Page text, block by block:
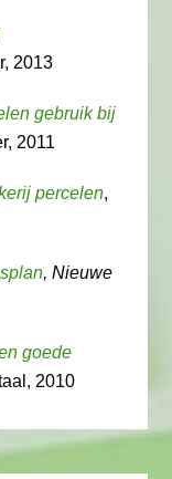
2013
gebruik bij
2011
percelen,
, Nieuwe
goede
2010